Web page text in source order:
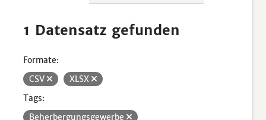
1 Datensatz gefunden
Formate:
CSV
XLSX
Tags:
Beherbergungsgewerbe